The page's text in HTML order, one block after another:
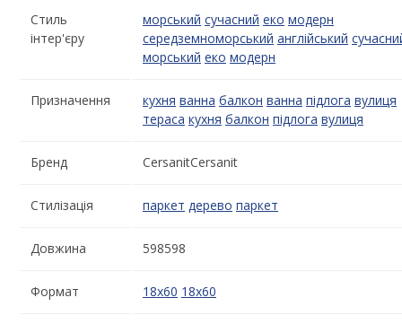
Стиль
інтер'єру
морський сучасний еко модерн
середземноморський англійський
морський еко модерн
Призначення кухня ванна балкон ванна підлога вулиця
тераса кухня балкон підлога вулиця
Бренд CersanitCersanit
Стилізація паркет дерево паркет
Довжина 598598
Формат 18x60 18x60